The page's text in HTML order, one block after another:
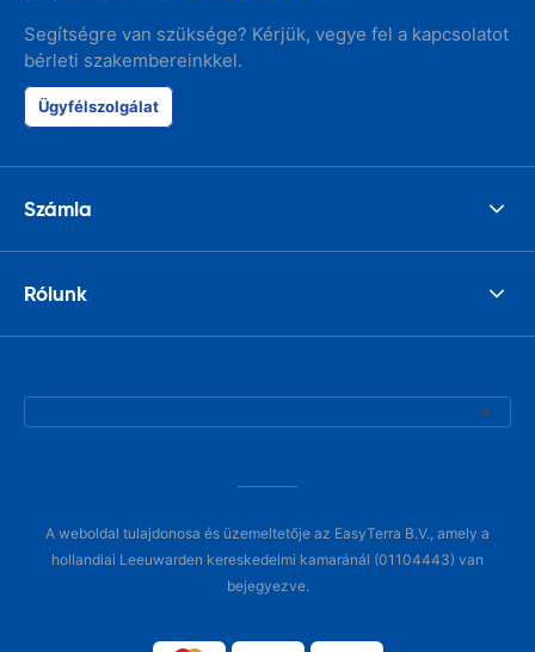
Segítségre van szüksége? Kérjük, vegye fel a kapcsolatot
bérleti szakembereinkkel.
Ügyfélszolgálat
Számla
Rólunk
A weboldal tulajdonosa és üzemeltetője az EasyTerra B.V., amely a
hollandiai Leeuwarden kereskedelmi kamaránál (01104443) van
bejegyezve.